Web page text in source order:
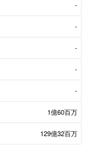
-
-
-
-
-
1億60百万
129億32百万